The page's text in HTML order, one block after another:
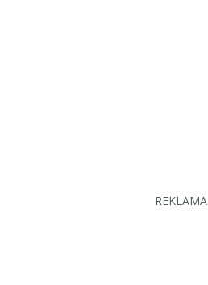
REKLAMA